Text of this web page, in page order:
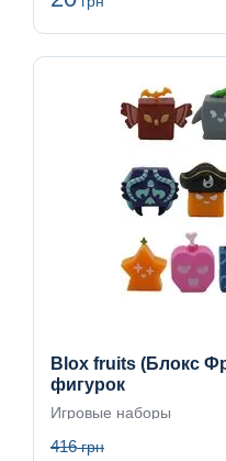
Blox fruits (Блокс
фигурок
Игровые наборы
416грн